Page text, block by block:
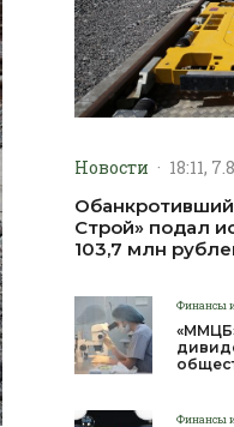
Новости · 18:11,
Строй» подал
103,7 млн
Финансы
Финансы